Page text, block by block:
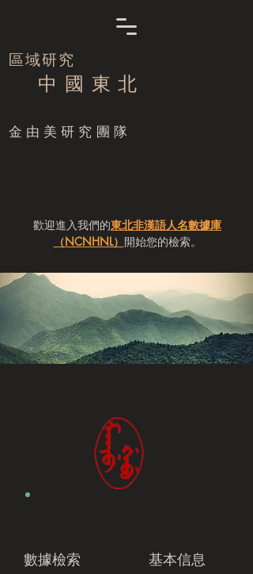
區域研究
中 國 東 北
​金由美研究團隊
歡迎進入我們的東北非漢語人名數據庫
（NCNHNL） 開始您的檢索。
數據檢索 基本信息